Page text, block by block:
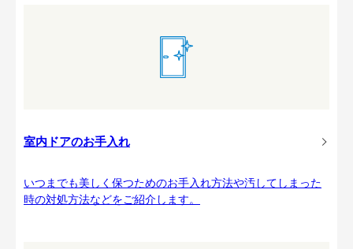
室内ドアのお手入れ
いつまでも美しく保つためのお手入れ方法や汚してしまった
時の対処方法などをご紹介します。